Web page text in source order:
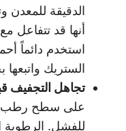
الدقيقة للمعدن
أنها قد تتفاعل
استخدم دائماً
الستريك واتبعها
تجاهل التجفيف
على سطح رطب
للفشل.